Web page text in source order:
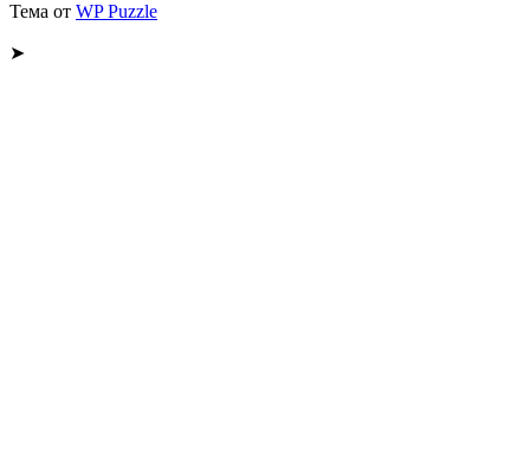
Тема от WP Puzzle
➤